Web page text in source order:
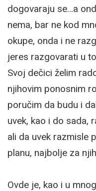
dogovaraju se…a
nema, bar ne kod
okupe, onda i ne
jeres razgovarati u
Svoj dečici želim
njihovim ponosnim
poručim da budu i
uvek, kao i do sada,
ali da uvek razmisle
planu, najbolje za
Ovde je, kao i u